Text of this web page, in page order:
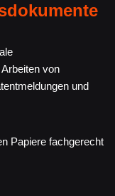
von
und
Papiere fachgerecht